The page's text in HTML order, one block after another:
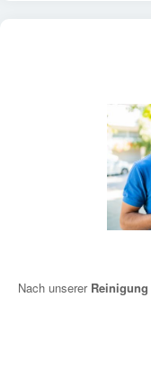
Nach unserer Reinigung